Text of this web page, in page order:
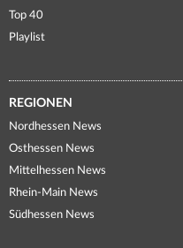
Top 40
Playlist
REGIONEN
Nordhessen News
Osthessen News
Mittelhessen News
Rhein-Main News
Südhessen News